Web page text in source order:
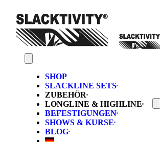
SHOP
SLACKLINE SETS
ZUBEHÖR
LONGLINE & HIGHLINE
BEFESTIGUNGEN
SHOWS & KURSE
BLOG